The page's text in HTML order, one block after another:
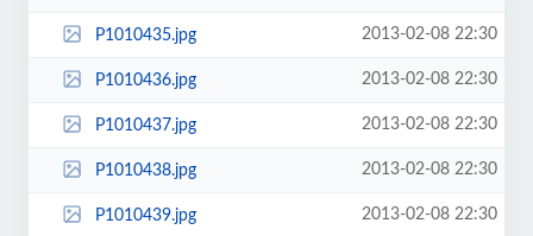
P1010435.jpg 2013-02-08 22:30
P1010436.jpg 2013-02-08 22:30
P1010437.jpg 2013-02-08 22:30
P1010438.jpg 2013-02-08 22:30
P1010439.jpg 2013-02-08 22:30